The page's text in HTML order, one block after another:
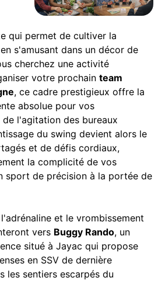
qui permet de cultiver la
s'amusant dans un décor de
cherchez une activité
votre prochain team
, ce cadre prestigieux offre la
absolue pour vos
l'agitation des bureaux
du swing devient alors le
et de défis cordiaux,
la complicité de vos
sport de précision à la portée de
et le vrombissement
vers Buggy Rando, un
situé à Jayac qui propose
en SSV de dernière
les sentiers escarpés du